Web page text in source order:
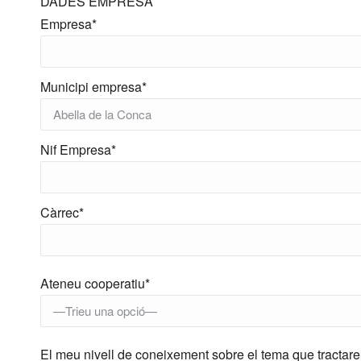
Empresa*
Municipi empresa*
Nif Empresa*
Càrrec*
Ateneu cooperatiu*
El meu nivell de coneixement sobre el tema que